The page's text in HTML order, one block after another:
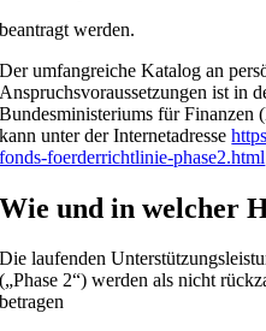
beantragt werden.
Der umfangreiche Katalog an
Anspruchsvoraussetzungen ist in
Bundesministeriums für Finanzen
kann unter der Internetadresse
fonds-foerderrichtlinie-phase2.html
Wie und in welcher
Die laufenden
(„Phase 2“) werden als nicht
betragen